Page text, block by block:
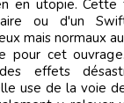
en utopie. Cette
ou d'un
mais normaux
pour cet
effets
use de la voie